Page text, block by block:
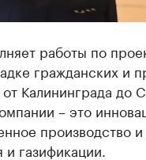
работы по
гражданских и
Калининграда до
– это
производство и
и газификации.